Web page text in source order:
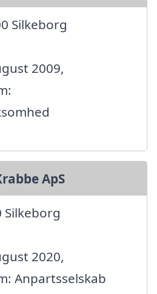
Silkeborg
2009,
ApS
Silkeborg
2020,
Anpartsselskab